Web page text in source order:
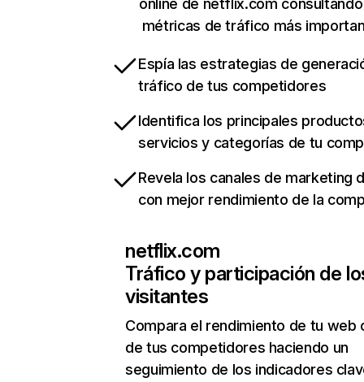
online de netflix.com
métricas de tráfico más
Espía las estrategias de
tráfico de tus competidores
Identifica los principales
servicios y categorías de tu
Revela los canales de marketing
con mejor rendimiento de la
netflix.com
Tráfico y participación de
visitantes
Compara el rendimiento de tu web
de tus competidores haciendo un
seguimiento de los indicadores